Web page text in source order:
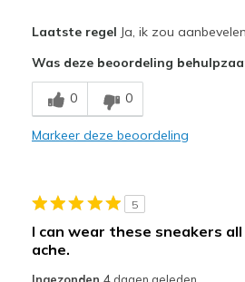
Breathe Well
Comfortable
Beste toepassingen
Casual Wear
Laatste regel Ja, ik zou
Was deze beoordeling
0 0
Markeer deze beoordeling
5
I can wear these sneakers
ache.